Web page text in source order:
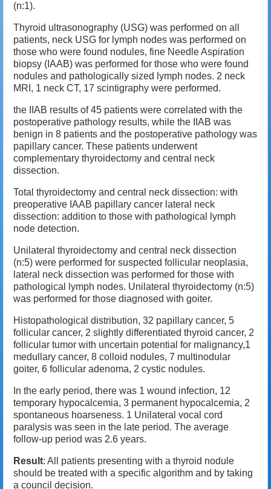
(n:1).
Thyroid ultrasonography (USG) was performed on all
patients, neck USG for lymph nodes was performed on
those who were found nodules, fine Needle Aspiration
biopsy (IAAB) was performed for those who were found
nodules and pathologically sized lymph nodes. 2 neck
MRI, 1 neck CT, 17 scintigraphy were performed.
the IIAB results of 45 patients were correlated with the
postoperative pathology results, while the IIAB was
benign in 8 patients and the postoperative pathology was
papillary cancer. These patients underwent
complementary thyroidectomy and central neck
dissection.
Total thyroidectomy and central neck dissection: with
preoperative IAAB papillary cancer lateral neck
dissection: addition to those with pathological lymph
node detection.
Unilateral thyroidectomy and central neck dissection
(n:5) were performed for suspected follicular neoplasia,
lateral neck dissection was performed for those with
pathological lymph nodes. Unilateral thyroidectomy (n:5)
was performed for those diagnosed with goiter.
Histopathological distribution, 32 papillary cancer, 5
follicular cancer, 2 slightly differentiated thyroid cancer, 2
follicular tumor with uncertain potential for malignancy,1
medullary cancer, 8 colloid nodules, 7 multinodular
goiter, 6 follicular adenoma, 2 cystic nodules.
In the early period, there was 1 wound infection, 12
temporary hypocalcemia, 3 permanent hypocalcemia, 2
spontaneous hoarseness. 1 Unilateral vocal cord
paralysis was seen in the late period. The average
follow-up period was 2.6 years.
Result: All patients presenting with a thyroid nodule
should be treated with a specific algorithm and by taking
a council decision.